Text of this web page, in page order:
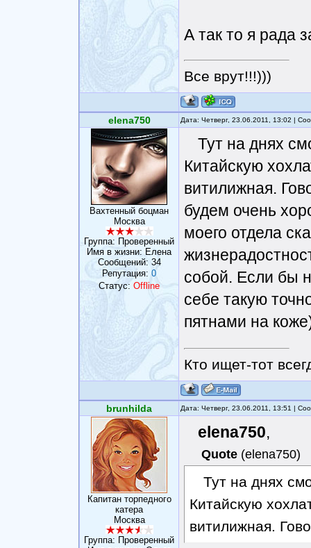
А так то я рада
Все врут!!!)))
elena750 Дата: Четверг, 23.06.2011, 13:02 |
Вахтенный боцман
Москва
Группа: Проверенный
Имя в жизни: Елена
Сообщений: 34
Репутация: 0
Статус: Offline
Тут на днях
Китайскую
витилижная.
будем очень
моего отдела
собой. Если бы
себе такую
пятнами на
Кто ищет-тот
brunhilda Дата: Четверг, 23.06.2011, 13:51 |
Капитан торпедного
катера
Москва
Группа: Проверенный
elena750,
Quote (elena750)
Тут на днях
Китайскую
витилижная.